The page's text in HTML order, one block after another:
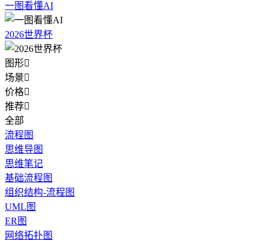
一图看懂AI
2026世界杯
图形
场景
价格
推荐
全部
流程图
思维导图
思维笔记
基础流程图
组织结构-流程图
UML图
ER图
网络拓扑图